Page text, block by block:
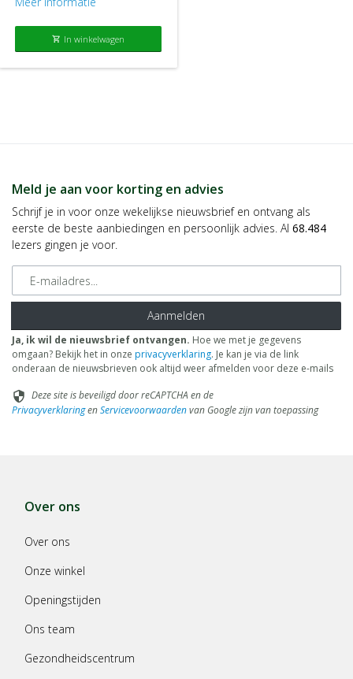
shopping_cart In winkelwagen
Meld je aan voor korting en advies
Schrijf je in voor onze wekelijkse nieuwsbrief en ontvang als
eerste de beste aanbiedingen en persoonlijk advies. Al 68.484
lezers gingen je voor.
E-mailadres
Aanmelden
Ja, ik wil de nieuwsbrief ontvangen. Hoe we met je gegevens
omgaan? Bekijk het in onze privacyverklaring. Je kan je via de link
onderaan de nieuwsbrieven ook altijd weer afmelden voor deze e-mails
security Deze site is beveiligd door reCAPTCHA en de
PrivacyverklaringenServicevoorwaardenvan Google zijn van toepassing
Over ons
Over ons
Onze winkel
Openingstijden
Ons team
Gezondheidscentrum